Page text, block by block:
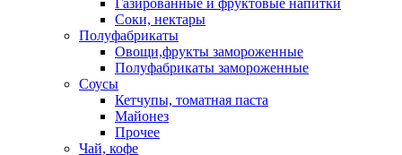
Газированные и фруктовые напитки
Соки, нектары
Полуфабрикаты
Овощи,фрукты замороженные
Полуфабрикаты замороженные
Соусы
Кетчупы, томатная паста
Майонез
Прочее
Чай, кофе